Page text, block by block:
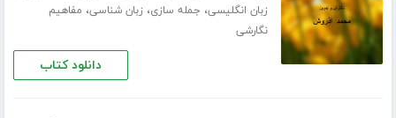
زبان انگلیسی، جمله سازی، زبان شناسی، مفاهیم
نگارشی
دانلود کتاب